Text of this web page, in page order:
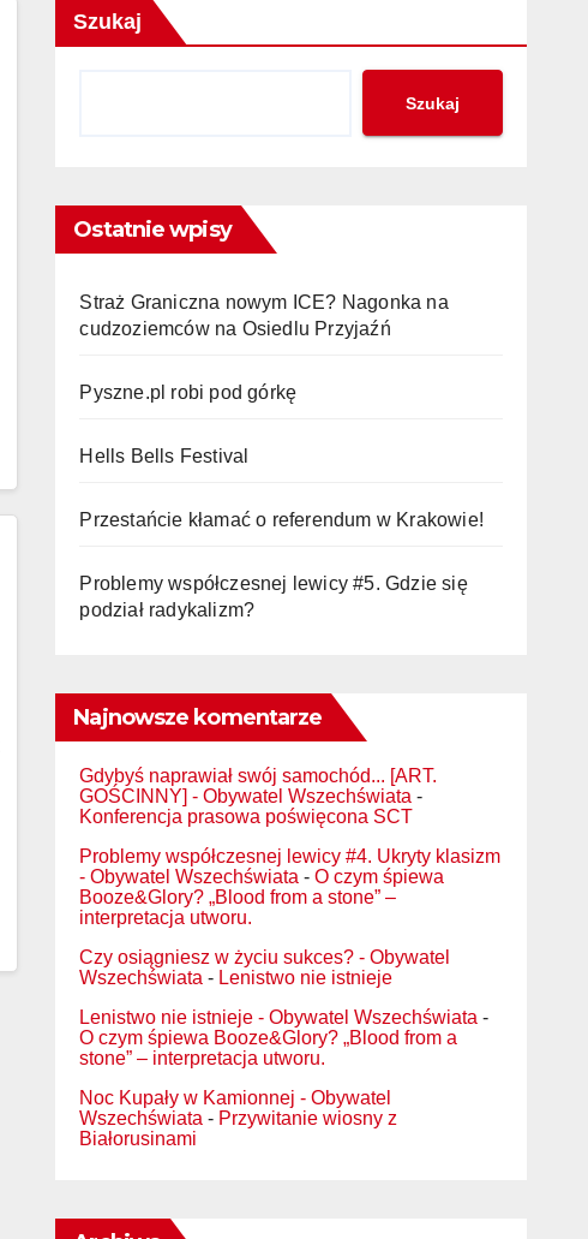
Szukaj
Szukaj
Ostatnie wpisy
Straż Graniczna nowym ICE? Nagonka na
cudzoziemców na Osiedlu Przyjaźń
Pyszne.pl robi pod górkę
Hells Bells Festival
Przestańcie kłamać o referendum w Krakowie!
Problemy współczesnej lewicy #5. Gdzie się
podział radykalizm?
Najnowsze komentarze
Gdybyś naprawiał swój samochód... [ART.
GOŚCINNY] - Obywatel Wszechświata -
Konferencja prasowa poświęcona SCT
Problemy współczesnej lewicy #4. Ukryty klasizm
- Obywatel Wszechświata -O czym śpiewa
Booze&Glory? „Blood from a stone” –
interpretacja utworu.
Czy osiągniesz w życiu sukces? - Obywatel
Wszechświata - Lenistwo nie istnieje
Lenistwo nie istnieje - Obywatel Wszechświata -
O czym śpiewa Booze&Glory? „Blood from a
stone” – interpretacja utworu.
Noc Kupały w Kamionnej - Obywatel
Wszechświata - Przywitanie wiosny z
Białorusinami